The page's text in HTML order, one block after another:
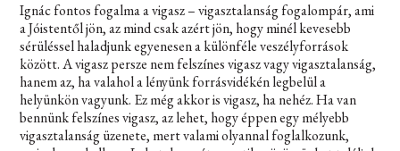
Ignác fontos fogalma a vigasz – vigasztalanság fogalompár, ami
a Jóistentől jön, az mind csak azért jön, hogy minél kevesebb
sérüléssel haladjunk egyenesen a különféle veszélyforrások
között. A vigasz persze nem felszínes vigasz vagy vigasztalanság,
hanem az, ha valahol a lényünk forrásvidékén legbelül a
helyünkön vagyunk. Ez még akkor is vigasz, ha nehéz. Ha van
bennünk felszínes vigasz, az lehet, hogy éppen egy mélyebb
vigasztalanság üzenete, mert valami olyannal foglalkozunk,